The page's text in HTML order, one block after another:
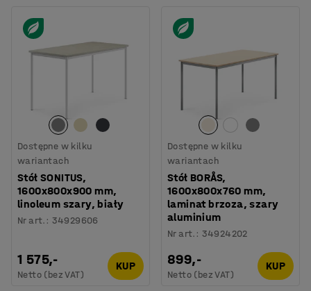
Dostępne w kilku
wariantach
Stół SONITUS,
1600x800x900 mm,
linoleum szary, biały
Nr art. : 34929606
1 575,-
Netto (bez VAT)
KUP
Dostępne w kilku
wariantach
Stół BORÅS,
1600x800x760 mm,
laminat brzoza, szary
aluminium
Nr art. : 34924202
899,-
Netto (bez VAT)
KUP